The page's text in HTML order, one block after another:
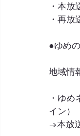
・本放
・再放
●ゆめ
地域情
・ゆ
イン）
→本放